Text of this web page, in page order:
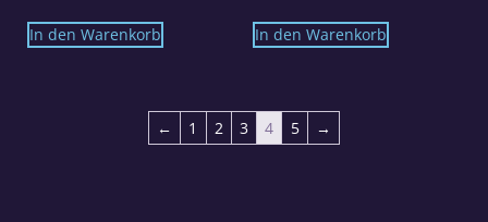
In den Warenkorb In den Warenkorb
← 1 2 3 4 5 →